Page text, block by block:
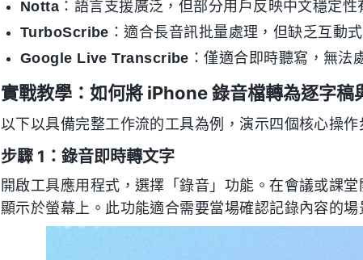
Notta ：語言支援廣泛，但部分用戶反映中文穩定性
TurboScribe ：適合長音訊批量處理，但缺乏互動
Google Live Transcribe ：僅適合即時聽寫，無法
實戰教學：如何將 iPhone 錄音檔轉為逐字稿
以下以具備完整工作流的工具為例，演示四個核心操
步驟 1：錄音即時轉文字
開啟工具應用程式，選擇「錄音」功能。在會議或課
顯示於螢幕上。此功能適合需要當場確認記錄內容的場